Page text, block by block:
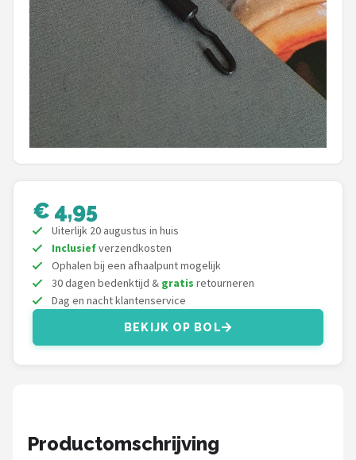
Korda
Salmo
Rapala
PB Products
Fox Rage
Rozemeijer
Gamakatsu
Mikado
€ 4,95
Uiterlijk 20 augustus in huis
Inclusiefverzendkosten
Ophalen bij een afhaalpunt mogelijk
30 dagen bedenktijd & gratis retourneren
Dag en nacht klantenservice
BEKIJK OP BOL
Productomschrijving